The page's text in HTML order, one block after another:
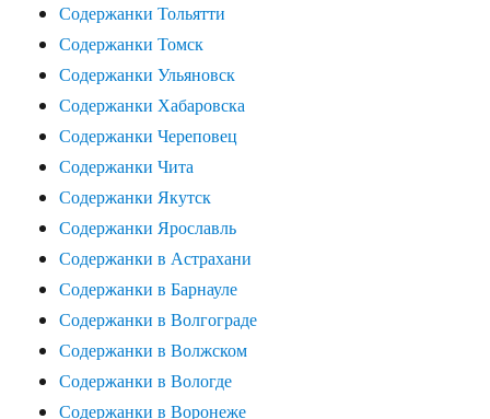
Содержанки Тольятти
Содержанки Томск
Содержанки Ульяновск
Содержанки Хабаровска
Содержанки Череповец
Содержанки Чита
Содержанки Якутск
Содержанки Ярославль
Содержанки в Астрахани
Содержанки в Барнауле
Содержанки в Волгограде
Содержанки в Волжском
Содержанки в Вологде
Содержанки в Воронеже